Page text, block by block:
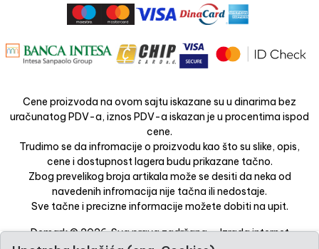
Cene proizvoda na ovom sajtu iskazane su u dinarima bez
uračunatog PDV-a, iznos PDV-a iskazan je u procentima ispod
cene.
Trudimo se da infromacije o proizvodu kao što su slike, opis,
cene i dostupnost lagera budu prikazane tačno.
Zbog prevelikog broja artikala može se desiti da neka od
navedenih infromacija nije tačna ili nedostaje.
Sve tačne i precizne informacije možete dobiti na upit.
Demark © 2026. Sva prava zadržana. -Izrada internet